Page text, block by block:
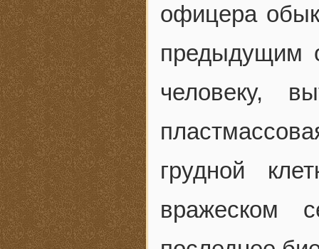
офицера
предыдущим
человеку,
грудной
вражеском